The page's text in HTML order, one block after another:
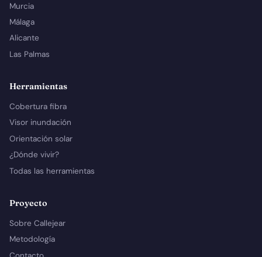
Murcia
Málaga
Alicante
Las Palmas
Herramientas
Cobertura fibra
Visor inundación
Orientación solar
¿Dónde vivir?
Todas las herramientas
Proyecto
Sobre Callejear
Metodología